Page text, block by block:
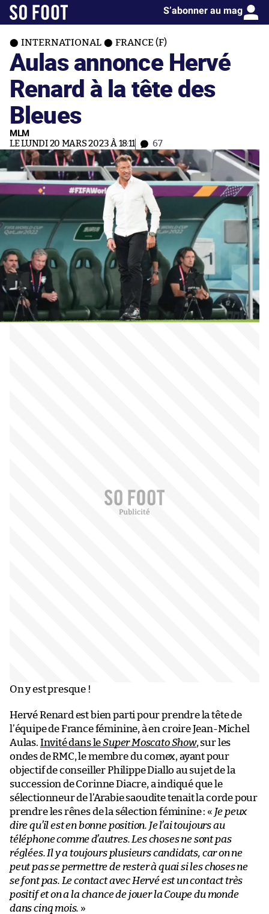
S’abonner au mag
INTERNATIONAL FRANCE (F)
Aulas annonce Hervé
Renard à la tête des
Bleues
MLM
LE LUNDI 20 MARS 2023 À 18:11 67
On y est presque !
Hervé Renard est bien parti pour prendre la tête de
l’équipe de France féminine, à en croire Jean-Michel
Aulas. Invité dans leSuper Moscato Show, sur les
ondes de RMC, le membre du comex, ayant pour
objectif de conseiller Philippe Diallo au sujet de la
succession de Corinne Diacre, a indiqué que le
sélectionneur de l’Arabie saoudite tenait la corde pour
prendre les rênes de la sélection féminine : « Je peux
dire qu’il est en bonne position. Je l’ai toujours au
téléphone comme d’autres. Les choses ne sont pas
réglées. Il y a toujours plusieurs candidats, car on ne
peut pas se permettre de rester à quai si les choses ne
se font pas. Le contact avec Hervé est un contact très
positif et on a la chance de jouer la Coupe du monde
dans cinq mois. »